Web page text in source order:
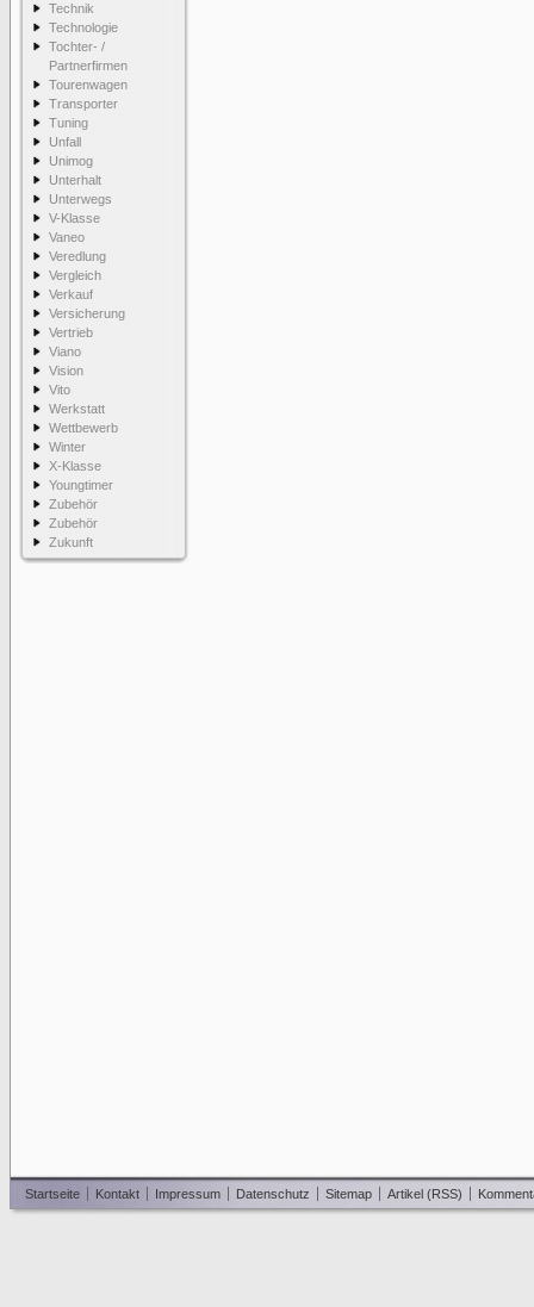
Technik
Technologie
Tochter- /
Partnerfirmen
Tourenwagen
Transporter
Tuning
Unfall
Unimog
Unterhalt
Unterwegs
V-Klasse
Vaneo
Veredlung
Vergleich
Verkauf
Versicherung
Vertrieb
Viano
Vision
Vito
Werkstatt
Wettbewerb
Winter
X-Klasse
Youngtimer
Zubehör
Zubehör
Zukunft
Startseite Kontakt Impressum Datenschutz Sitemap Artikel (RSS)